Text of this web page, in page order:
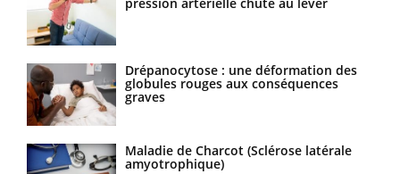
pression artérielle chute au lever
Drépanocytose : une déformation des
globules rouges aux conséquences
graves
Maladie de Charcot (Sclérose latérale
amyotrophique)